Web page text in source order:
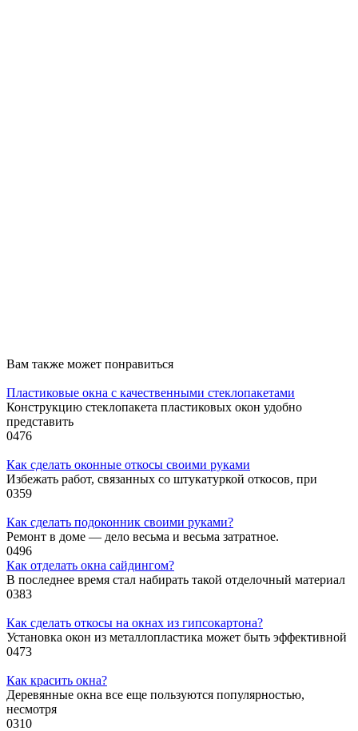
Вам также может понравиться
Пластиковые окна с качественными стеклопакетами
Конструкцию стеклопакета пластиковых окон удобно
представить
0476
Как сделать оконные откосы своими руками
Избежать работ, связанных со штукатуркой откосов, при
0359
Как сделать подоконник своими руками?
Ремонт в доме — дело весьма и весьма затратное.
0496
Как отделать окна сайдингом?
В последнее время стал набирать такой отделочный материал
0383
Как сделать откосы на окнах из гипсокартона?
Установка окон из металлопластика может быть эффективной
0473
Как красить окна?
Деревянные окна все еще пользуются популярностью,
несмотря
0310